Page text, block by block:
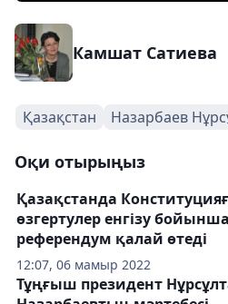
Камшат Сатиева
Қазақстан Назарбаев
Оқи отырыңыз
12:07, 06 мамыр 2022
Қазақстанда
өзгертулер енгізу бойынша
референдум қалай өтеді
Тұңғыш президент